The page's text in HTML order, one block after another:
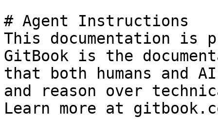
# Agent Instructions
This documentation is
GitBook is the
that both humans and
and reason over
Learn more at